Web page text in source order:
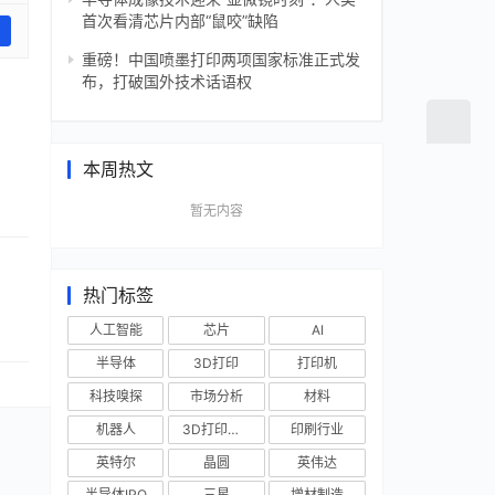
首次看清芯片内部“鼠咬”缺陷
重磅！中国喷墨打印两项国家标准正式发
布，打破国外技术话语权
本周热文
暂无内容
热门标签
人工智能 芯片
AI
半导体
3D打印
打印机
科技嗅探
市场分析
材料
机器人
3D打印技术
印刷行业
英特尔
晶圆
英伟达